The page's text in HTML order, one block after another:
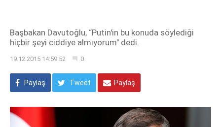
Başbakan Davutoğlu, “Putin'in bu konuda söylediği
hiçbir şeyi ciddiye almıyorum" dedi.
19.12.2015 14:59:52 0
Paylaş Tweet Paylaş